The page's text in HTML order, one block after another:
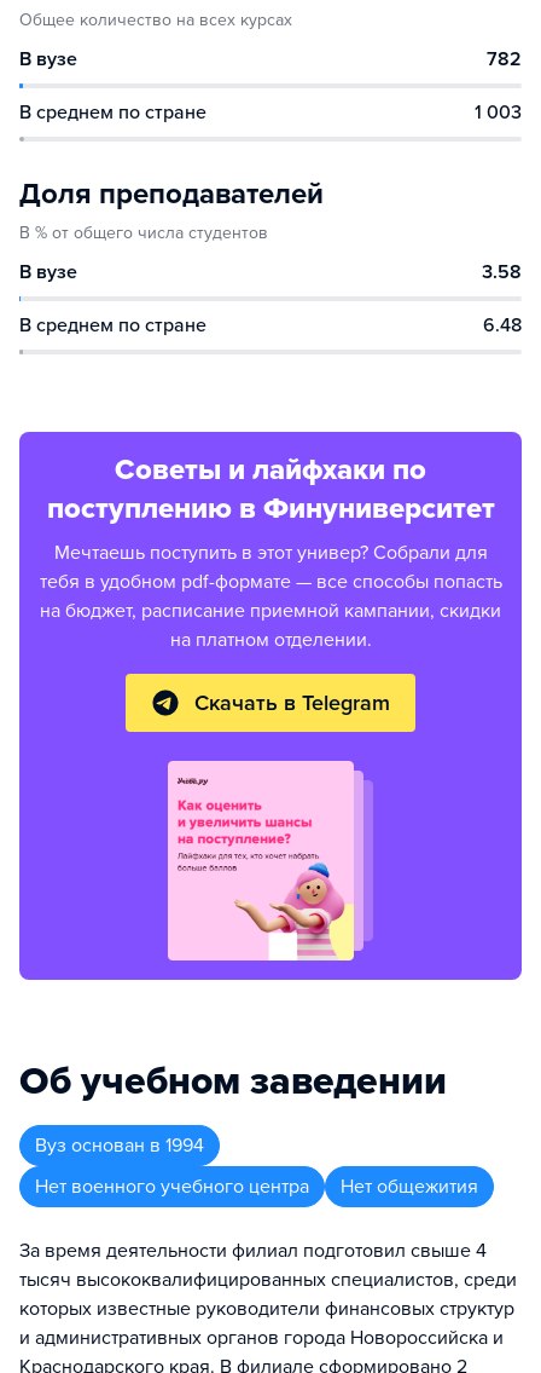
Общее количество на всех курсах
В вузе 782
В среднем по стране 1 003
Доля преподавателей
В % от общего числа студентов
В вузе 3.58
В среднем по стране 6.48
Советы и лайфхаки по
поступлению в Финуниверситет
Мечтаешь поступить в этот универ? Собрали для
тебя в удобном pdf-формате — все способы попасть
на бюджет, расписание приемной кампании, скидки
на платном отделении.
Скачать в Telegram
Об учебном заведении
Вуз основан в 1994
Нет военного учебного центра
Нет общежития
За время деятельности филиал подготовил свыше 4
тысяч высококвалифицированных специалистов, среди
которых известные руководители финансовых структур
и административных органов города Новороссийска и
Краснодарского края. В филиале сформировано 2